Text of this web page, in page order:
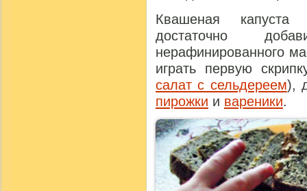
Квашеная капуста
достаточно
нерафинированного
играть первую
салат с сельдереем),
пирожки и вареники.